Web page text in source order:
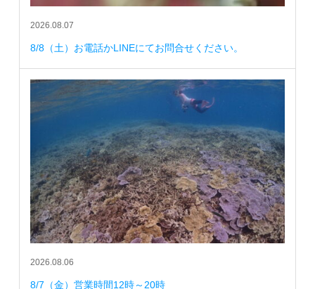
2026.08.07
8/8（土）お電話かLINEにてお問合せください。
2026.08.06
8/7（金）営業時間12時～20時